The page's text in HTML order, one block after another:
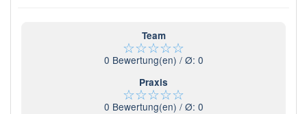
Team
☆☆☆☆☆
0 Bewertung(en) / Ø: 0
Praxis
☆☆☆☆☆
0 Bewertung(en) / Ø: 0